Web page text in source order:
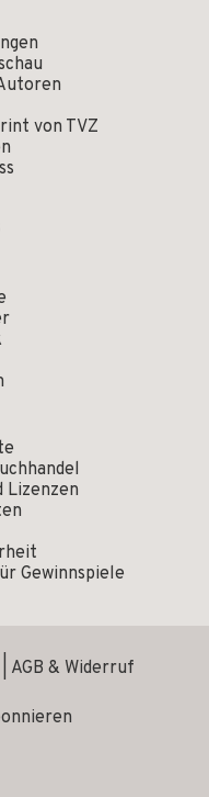
von TVZ
Lizenzen
Gewinnspiele
AGB & Widerruf